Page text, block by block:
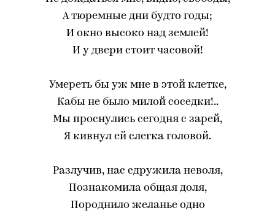
А тюремные дни будто годы;
И окно высоко над землей!
И у двери стоит часовой!
Умереть бы уж мне в этой клетке,
Кабы не было милой соседки!..
Мы проснулись сегодня с зарей,
Я кивнул ей слегка головой.
Разлучив, нас сдружила неволя,
Познакомила общая доля,
Породнило желанье одно